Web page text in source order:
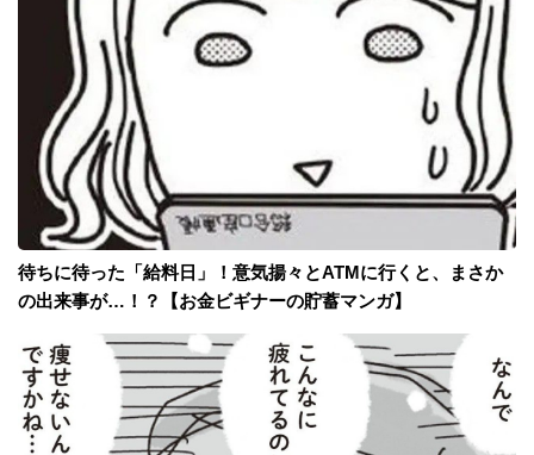
待ちに待った「給料日」！意気揚々とATMに行くと、まさか
の出来事が…！？【お金ビギナーの貯蓄マンガ】